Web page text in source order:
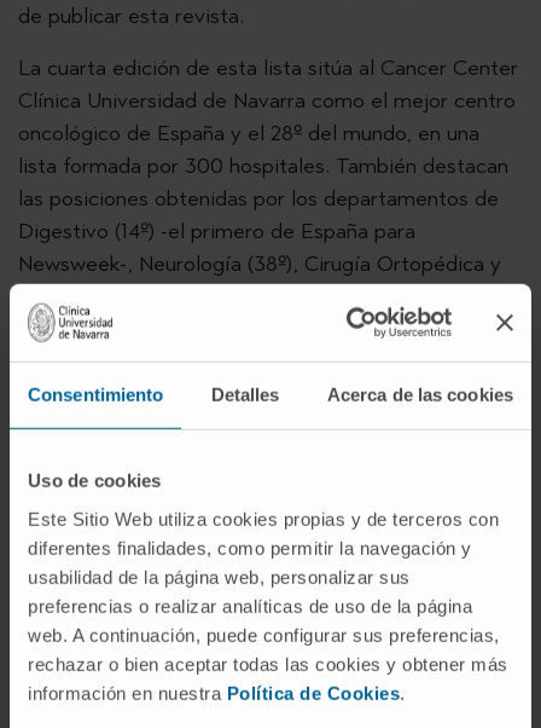
Consentimiento Detalles Acerca de las cookies
Uso de cookies
Este Sitio Web utiliza cookies propias y de terceros con
diferentes finalidades, como permitir la navegación y
usabilidad de la página web, personalizar sus
preferencias o realizar analíticas de uso de la página
web. A continuación, puede configurar sus preferencias,
rechazar o bien aceptar todas las cookies y obtener más
información en nuestra Política de Cookies.
de publicar esta revista.
La cuarta edición de esta lista sitúa al Cancer Center
Clínica Universidad de Navarra como el mejor centro
oncológico de España y el 28º del mundo, en una
lista formada por 300 hospitales. También destacan
las posiciones obtenidas por los departamentos de
Digestivo (14º) -el primero de España para
Newsweek-, Neurología (38º), Cirugía Ortopédica y
Traumatología (51º), Urología (59º), Cardiología (62º)
y Endocrinología y Nutrición (97º).
De acuerdo con los datos publicados por esta revista
aparece valorada.
Además, por tercer año consecutivo, la Clínica
Universidad de Navarra es el primer hospital privado
español en la lista de World’s Best Smart
Hospitals, una relación que se fija en centros que
destacan por el uso de dispositivos electrónicos, la
telemedicina, la imagen digital, la inteligencia